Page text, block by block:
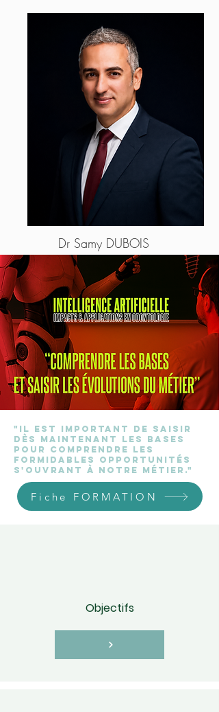
Dr Samy DUBOIS
Chirurgien-dentiste
"Il est important de saisir
dès maintenant les bases
pour comprendre les
formidables opportunités
s'ouvrant à notre métier."
Fiche FORMATION
Objectifs